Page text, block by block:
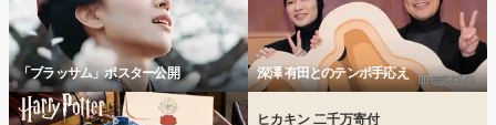
「ブラッサム」ポスター公開 深澤 有田とのテンポ手応え
ヒカキン 二千万寄付